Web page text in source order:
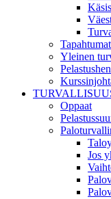
Yleinen
Oppaat
Jos